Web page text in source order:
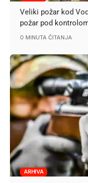
Veliki požar kod
požar pod
0 MINUTA ČITANJA
ARHIVA